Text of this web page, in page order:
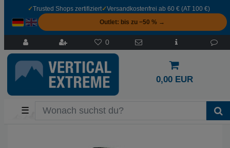
✓Trusted Shops zertifiziert✓Versandkostenfrei ab 60 € (AT 100 €)
Outlet: bis zu −50 % →
0
0,00 EUR
☰